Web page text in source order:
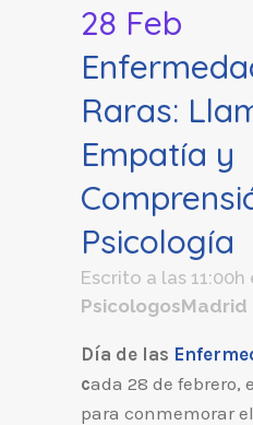
28 Feb
Raras:
Empatía y
Psicología
Escrito a las 11:00h
PsicologosMadrid
Día de las
cada 28 de febrero,
para conmemorar